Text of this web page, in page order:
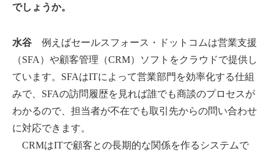
でしょうか。
水谷 例えばセールスフォース・ドットコムは営業支援
（SFA）や顧客管理（CRM）ソフトをクラウドで提供し
ています。SFAはITによって営業部門を効率化する仕組
みで、SFAの訪問履歴を見れば誰でも商談のプロセスが
わかるので、担当者が不在でも取引先からの問い合わせ
に対応できます。
CRMはITで顧客との長期的な関係を作るシステムで